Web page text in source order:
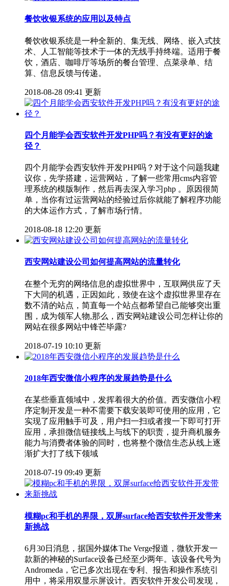
餐饮收银系统的应用以及特点
餐饮收银系统是一种全新的、集无线、网络、嵌入式技
术、人工智能等技术于一体的无线手持终端。适用于餐
饮，酒店、咖啡厅等场所的餐台管理、点菜录单、结
算、信息反馈与传递。
2018-08-28 09:41 更新
四个月能学会西安软件开发PHP吗？有没有更好的途
径？
四个月能学会西安软件开发PHP吗？对于这个问题我建
议你，先学搭建，运营网站，了解一些常用cms内容管
理系统的模版制作，然后再去深入学习php 。原因很简
单，当你有过运营网站的经验过后你就能了解程序功能
的大体运作方式，了解市场行情。
2018-08-18 12:20 更新
西安网站建设公司如何提高网站的流量转化
在整个无穷的网络信息的虚拟世界中，互联网供应了天
下大同的机遇，正因如此，致使在这个虚拟世界里存在
数不清的站点，简直每一个站点都希望自己能够突出重
围，成为领军人物,那么，西安网站建设公司怎样让你的
网站在很多网站中锋芒毕露?
2018-07-19 10:10 更新
2018年西安微信小程序的发展趋势是什么
在某些垂直领域中，发挥着很大的价值。西安微信小程
序定制开发是一种不需要下载安装即可使用的应用，它
实现了应用触手可及，用户扫一扫或者搜一下即可打开
应用，承担微信链接线上与线下的职责，提升商机服务
能力与消费者体验的同时，也将整个微信生态从线上逐
渐扩大打了线下领域
2018-07-19 09:49 更新
模糊pc和手机的界限，双屏surface给西安软件开发带来
新挑战
6月30日消息，据国外媒体The Verge报道，微软开发一
款新的神秘的Surface设备已经至少两年。该设备代号为
Andromeda，它已多次出现在专利、报告和操作系统引
用中，将采用双显示屏设计。西安软件开发公司发现，